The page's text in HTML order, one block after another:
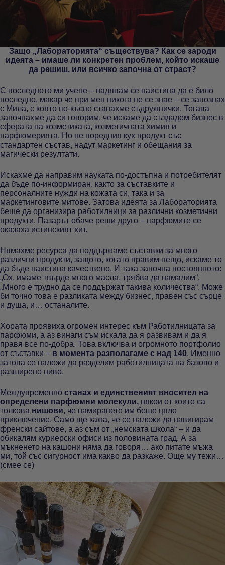
Защо „Лабораторията“ съществува? Как се зароди
идеята – имаше ли конкретен проблем, който искаше
да решиш, или всичко започна от страст?
С последното ми учене – надявам се наистина да е било
последно, макар че при мен никога не се знае – се запознах
с Мила, с която по-късно станахме съдружнички. Тогава
започнахме да си говорим, че искаме да създадем бизнес в
сферата на козметиката, козметичната химия и
парфюмерията. Но не поредния кух продукт със
стандартен състав, надут маркетинг и обещания за
магически резултати.
Искахме да направим науката по-достъпна и потребителят
да бъде по-информиран, както за съставките и
персоналните нужди на кожата си, така и за
маркетинговите митове. Затова идеята за Лабораторията
беше да организира работилници за различни козметични
продукти. Пазарът обаче реши друго – парфюмите се
оказаха истинският хит.
Нямахме ресурса да поддържаме съставки за много
различни продукти, защото, когато правим нещо, искаме то
да бъде наистина качествено. И така започна постоянното:
„Ох, имаме твърде много масла, трябва да намалим“,
„Много е трудно да се поддържат такива количества“. Може
би точно това е разликата между бизнес, правен със сърце
и душа, и… останалите.
Хората проявиха огромен интерес към Работилницата за
парфюми, а аз винаги съм искала да я развивам и да я
правя все по-добра. Това включва и огромното портфолио
от съставки – в момента разполагаме с над 140. Именно
затова се наложи да разделим работилницата на базово и
разширено ниво.
Междувременно станах и единственият вносител на
определени парфюмни молекули, някои от които са
толкова нишови, че намирането им беше цяло
приключение. Само ще кажа, че се наложи да навигирам
френски сайтове, а аз съм от „немската школа“ – и да
обикалям куриерски офиси из половината град. А за
мъкненето на кашони няма да говоря… ако питате мъжа
ми, той със сигурност има какво да разкаже. Още му тежи…
(смее се)